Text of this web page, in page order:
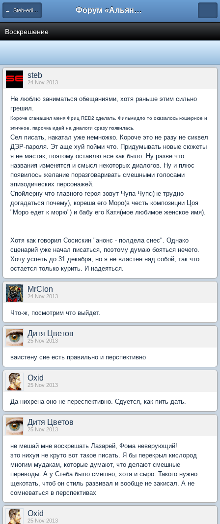
← Steb-edition Форум «Альянса вольных переводчиков»
Воскрешение
steb
24 Nov 2013
Не люблю заниматься обещаниями, хотя раньше этим сильно
грешил.
Короче сганашил меня Фриц RED2 сделать. Фильмидло то оказалось кошерное и
эпичное, парочка идей на диалоги сразу появилась.
Сел писать, накатал уже немножко. Короче это не разу не сиквел
ДЭР-пароля. Эт аще хуй пойми что. Придумывать новые сюжеты
я не мастак, поэтому оставлю все как было. Ну разве что
названия изменятся и смысл некоторых диалогов. Ну и плюс
появилось желание поразговаривать смешными голосами
эпизодических персонажей.
Спойлерну что главного героя зовут Чупа-Чупс(не трудно
догадаться почему), кореша его Моро(в честь композиции Цоя
"Моро едет к морю") и бабу его Катя(мое любимое женское имя).
Хотя как говорил Сосискин "анонс - полдела снес". Однако
сценарий уже начал писаться, поэтому думаю бояться нечего.
Хочу успеть до 31 декабря, но я не властен над собой, так что
остается только курить. И надеяться.
MrClon
24 Nov 2013
Что-ж, посмотрим что выйдет.
Дитя Цветов
25 Nov 2013
ваистену сие есть правильно и перспективно
Oxid
25 Nov 2013
Да нихрена оно не переспективно. Сдуется, как пить дать.
Дитя Цветов
25 Nov 2013
не мешай мне воскрешать Лазарей, Фома неверующий!
это нихуя не круто вот такое писать. Я бы перекрыл кислород
многим мудакам, которые думают, что делают смешные
переводы. А у Стеба было смешно, хотя и сыро. Такого нужно
щекотать, чтоб он стиль развивал и вообще не закисал. А не
сомневаться в перспективах
Oxid
25 Nov 2013